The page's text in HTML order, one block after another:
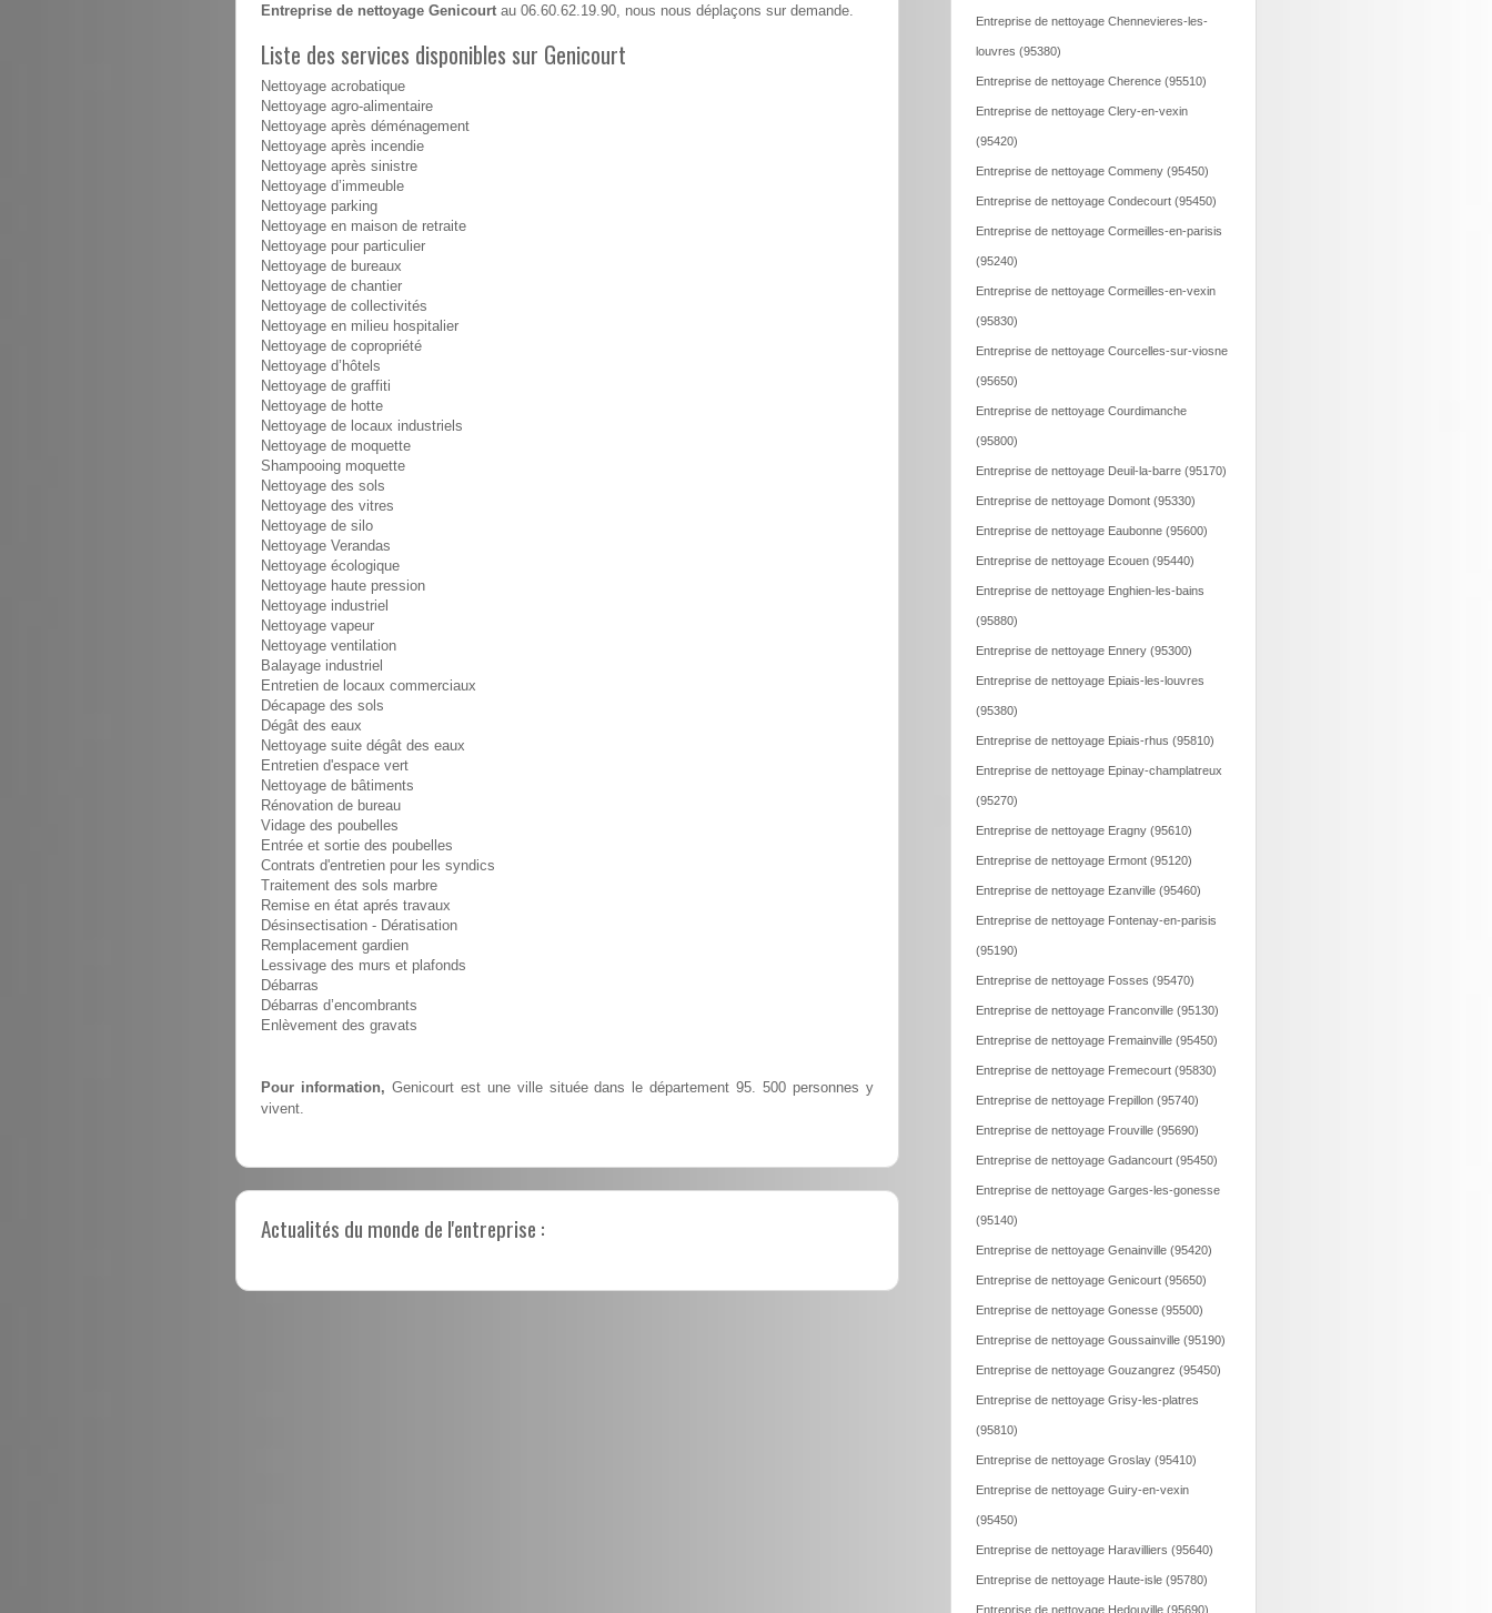
Entreprise de nettoyage Genicourt au 06.60.62.19.90, nous nous déplaçons sur demande.
Liste des services disponibles sur Genicourt
Nettoyage acrobatique
Nettoyage agro-alimentaire
Nettoyage après déménagement
Nettoyage après incendie
Nettoyage après sinistre
Nettoyage d’immeuble
Nettoyage parking
Nettoyage en maison de retraite
Nettoyage pour particulier
Nettoyage de bureaux
Nettoyage de chantier
Nettoyage de collectivités
Nettoyage en milieu hospitalier
Nettoyage de copropriété
Nettoyage d’hôtels
Nettoyage de graffiti
Nettoyage de hotte
Nettoyage de locaux industriels
Nettoyage de moquette
Shampooing moquette
Nettoyage des sols
Nettoyage des vitres
Nettoyage de silo
Nettoyage Verandas
Nettoyage écologique
Nettoyage haute pression
Nettoyage industriel
Nettoyage vapeur
Nettoyage ventilation
Balayage industriel
Entretien de locaux commerciaux
Décapage des sols
Dégât des eaux
Nettoyage suite dégât des eaux
Entretien d'espace vert
Nettoyage de bâtiments
Rénovation de bureau
Vidage des poubelles
Entrée et sortie des poubelles
Contrats d'entretien pour les syndics
Traitement des sols marbre
Remise en état aprés travaux
Désinsectisation - Dératisation
Remplacement gardien
Lessivage des murs et plafonds
Débarras
Débarras d’encombrants
Enlèvement des gravats
Pour information, Genicourt est une ville située dans le département 95. 500 personnes y
vivent.
Actualités du monde de l'entreprise :
Entreprise de nettoyage Chennevieres-les-
louvres (95380)
Entreprise de nettoyage Cherence (95510)
Entreprise de nettoyage Clery-en-vexin
(95420)
Entreprise de nettoyage Commeny (95450)
Entreprise de nettoyage Condecourt (95450)
Entreprise de nettoyage Cormeilles-en-parisis
(95240)
Entreprise de nettoyage Cormeilles-en-vexin
(95830)
Entreprise de nettoyage Courcelles-sur-viosne
(95650)
Entreprise de nettoyage Courdimanche
(95800)
Entreprise de nettoyage Deuil-la-barre (95170)
Entreprise de nettoyage Domont (95330)
Entreprise de nettoyage Eaubonne (95600)
Entreprise de nettoyage Ecouen (95440)
Entreprise de nettoyage Enghien-les-bains
(95880)
Entreprise de nettoyage Ennery (95300)
Entreprise de nettoyage Epiais-les-louvres
(95380)
Entreprise de nettoyage Epiais-rhus (95810)
Entreprise de nettoyage Epinay-champlatreux
(95270)
Entreprise de nettoyage Eragny (95610)
Entreprise de nettoyage Ermont (95120)
Entreprise de nettoyage Ezanville (95460)
Entreprise de nettoyage Fontenay-en-parisis
(95190)
Entreprise de nettoyage Fosses (95470)
Entreprise de nettoyage Franconville (95130)
Entreprise de nettoyage Fremainville (95450)
Entreprise de nettoyage Fremecourt (95830)
Entreprise de nettoyage Frepillon (95740)
Entreprise de nettoyage Frouville (95690)
Entreprise de nettoyage Gadancourt (95450)
Entreprise de nettoyage Garges-les-gonesse
(95140)
Entreprise de nettoyage Genainville (95420)
Entreprise de nettoyage Genicourt (95650)
Entreprise de nettoyage Gonesse (95500)
Entreprise de nettoyage Goussainville (95190)
Entreprise de nettoyage Gouzangrez (95450)
Entreprise de nettoyage Grisy-les-platres
(95810)
Entreprise de nettoyage Groslay (95410)
Entreprise de nettoyage Guiry-en-vexin
(95450)
Entreprise de nettoyage Haravilliers (95640)
Entreprise de nettoyage Haute-isle (95780)
Entreprise de nettoyage Hedouville (95690)